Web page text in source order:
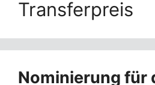
Transferpreis
Nominierung für